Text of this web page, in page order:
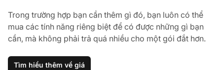
Trong trường hợp bạn cần thêm gì đó, bạn luôn có thể
mua các tính năng riêng biệt để có được những gì bạn
cần, mà không phải trả quá nhiều cho một gói đắt hơn.
Tìm hiểu thêm về giá